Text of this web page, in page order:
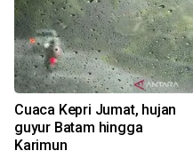
Cuaca Kepri Jumat, hujan
guyur Batam hingga
Karimun